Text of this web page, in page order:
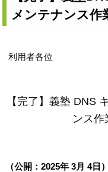
メンテナンス作
利用者各位
【完了】義塾 DNS
ンス作
（公開：2025年 3月 4日）